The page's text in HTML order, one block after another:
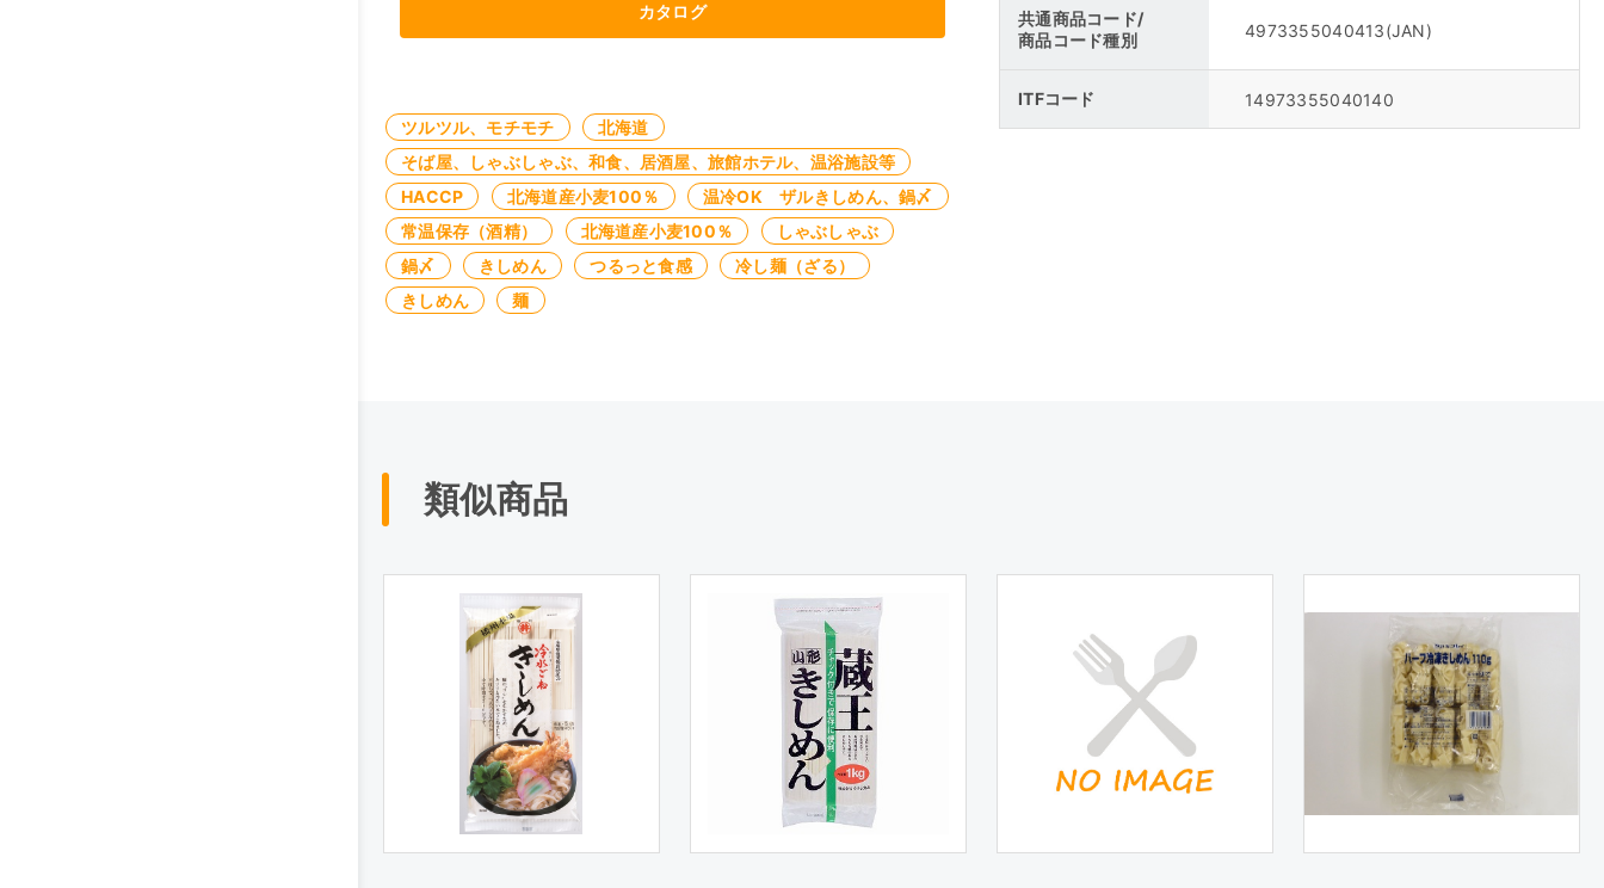
カタログ
ツルツル、モチモチ
北海道
そば屋、しゃぶしゃぶ、和食、居酒屋、旅館ホテル、温浴施設等
HACCP
北海道産小麦100％
温冷OK ザルきしめん、鍋〆
常温保存（酒精）
北海道産小麦100％
しゃぶしゃぶ
鍋〆
きしめん つるっと食感
冷し麺（ざる）
きしめん
麺
共通商品コード/
商品コード種別
4973355040413(JAN)
ITFコード 14973355040140
類似商品